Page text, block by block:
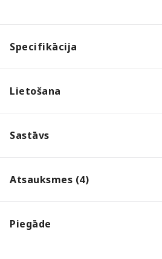
Specifikācija
Lietošana
Sastāvs
Atsauksmes (4)
Piegāde